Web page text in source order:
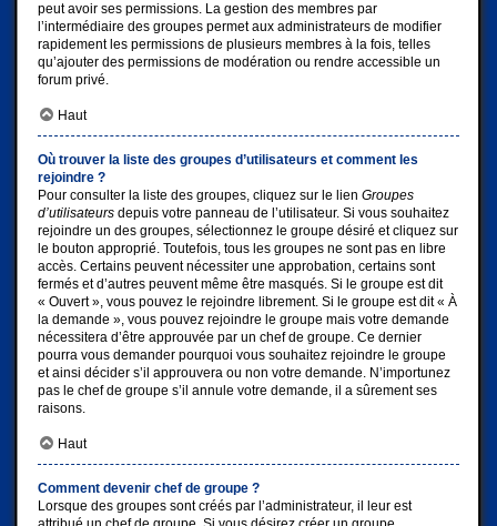
peut avoir ses permissions. La gestion des membres par
l’intermédiaire des groupes permet aux administrateurs de modifier
rapidement les permissions de plusieurs membres à la fois, telles
qu’ajouter des permissions de modération ou rendre accessible un
forum privé.
Haut
Où trouver la liste des groupes d’utilisateurs et comment les
rejoindre ?
Pour consulter la liste des groupes, cliquez sur le lien Groupes
d’utilisateurs depuis votre panneau de l’utilisateur. Si vous souhaitez
rejoindre un des groupes, sélectionnez le groupe désiré et cliquez sur
le bouton approprié. Toutefois, tous les groupes ne sont pas en libre
accès. Certains peuvent nécessiter une approbation, certains sont
fermés et d’autres peuvent même être masqués. Si le groupe est dit
« Ouvert », vous pouvez le rejoindre librement. Si le groupe est dit « À
la demande », vous pouvez rejoindre le groupe mais votre demande
nécessitera d’être approuvée par un chef de groupe. Ce dernier
pourra vous demander pourquoi vous souhaitez rejoindre le groupe
et ainsi décider s’il approuvera ou non votre demande. N’importunez
pas le chef de groupe s’il annule votre demande, il a sûrement ses
raisons.
Haut
Comment devenir chef de groupe ?
Lorsque des groupes sont créés par l’administrateur, il leur est